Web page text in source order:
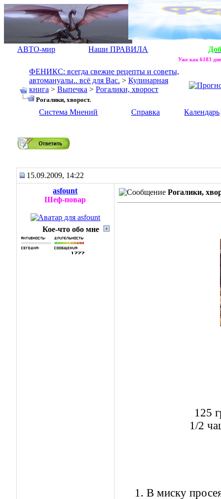
АВТО-мир Наши ПРАВИЛА
Уже как 6183
ФЕНИКС: всегда свежие рецепты и советы,
автомануалы.. всё для Вас. > Кулинарная
книга > Выпечка > Рогалики, хворост
Рогалики, хворост.
Система Мнений Справка Календарь
15.09.2009, 14:22
asfount
Шеф-повар
Кое-что обо мне
Рогалики,
125
1/2
1. В миску